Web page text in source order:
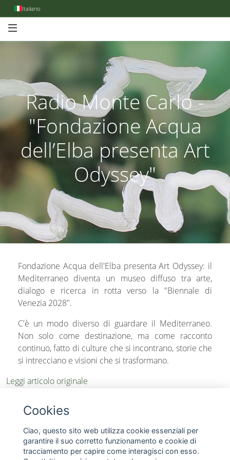
Italiano
Radio Monte Carlo -
"Fondazione Acqua
dell’Elba presenta Art
Odyssey"
Fondazione Acqua dell'Elba presenta Art Odyssey: il
Mediterraneo diventa un museo diffuso tra arte,
dialogo e ricerca in rotta verso la "Biennale di
Venezia 2028".
C'è un modo diverso di guardare il Mediterraneo.
Non solo come destinazione, ma come racconto
continuo, fatto di culture che si incontrano, storie che
si intrecciano e visioni che si trasformano.
Leggi articolo originale
chevron_leftTorna all’indice
Cookies
Ciao, questo sito web utilizza cookie essenziali per
garantire il suo corretto funzionamento e cookie di
tracciamento per capire come interagisci con esso.